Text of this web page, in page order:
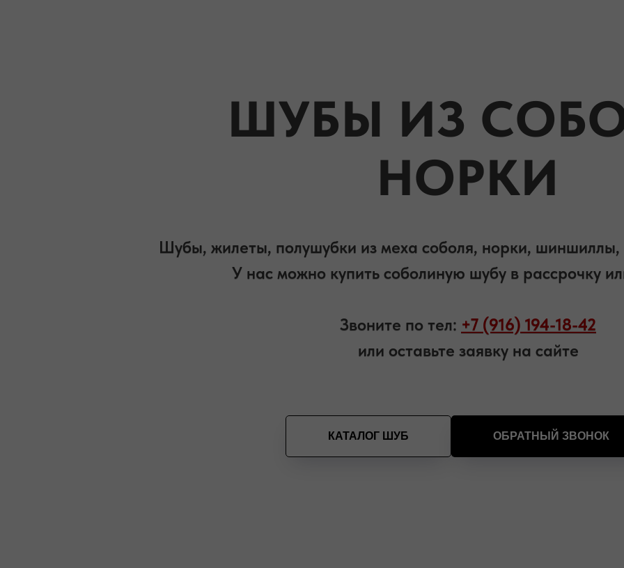
ШУБЫ ИЗ
НОРКИ
Шубы, жилеты, полушубки из меха соболя, норки, шиншиллы,
У нас можно купить соболиную шубу в рассрочку
Звоните по тел: +7 (916) 194-18-42
или оставьте заявку на сайте
КАТАЛОГ ШУБ ОБРАТНЫЙ ЗВОНОК